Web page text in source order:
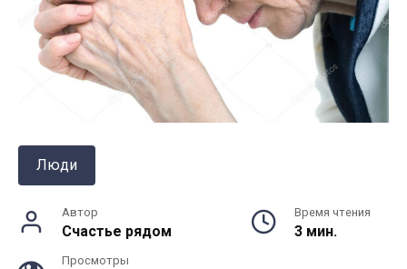
Люди
Автор
Счастье рядом
Время чтения
3 мин.
Просмотры